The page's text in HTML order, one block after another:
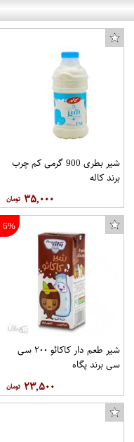
شیر بطری 900 گرمی کم چرب
برند کاله
۳۵,۰۰۰
6%
شیر طعم دار کاکائو ۲۰۰ سی
سی برند پگاه
۲۳,۵۰۰